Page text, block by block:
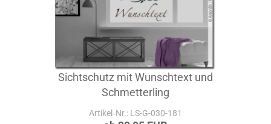
Sichtschutz mit Wunschtext und
Schmetterling
Artikel‑Nr.: LS-G-030-181